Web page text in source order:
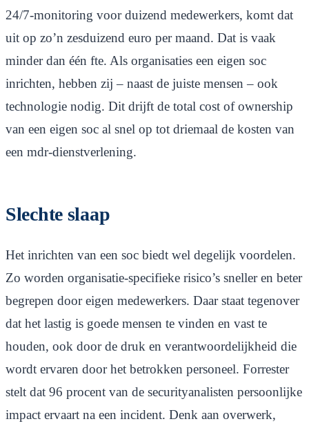
24/7-monitoring voor duizend medewerkers, komt dat
uit op zo’n zesduizend euro per maand. Dat is vaak
minder dan één fte. Als organisaties een eigen soc
inrichten, hebben zij – naast de juiste mensen – ook
technologie nodig. Dit drijft de total cost of ownership
van een eigen soc al snel op tot driemaal de kosten van
een mdr-dienstverlening.
Slechte slaap
Het inrichten van een soc biedt wel degelijk voordelen.
Zo worden organisatie-specifieke risico’s sneller en beter
begrepen door eigen medewerkers. Daar staat tegenover
dat het lastig is goede mensen te vinden en vast te
houden, ook door de druk en verantwoordelijkheid die
wordt ervaren door het betrokken personeel. Forrester
stelt dat 96 procent van de securityanalisten persoonlijke
impact ervaart na een incident. Denk aan overwerk,